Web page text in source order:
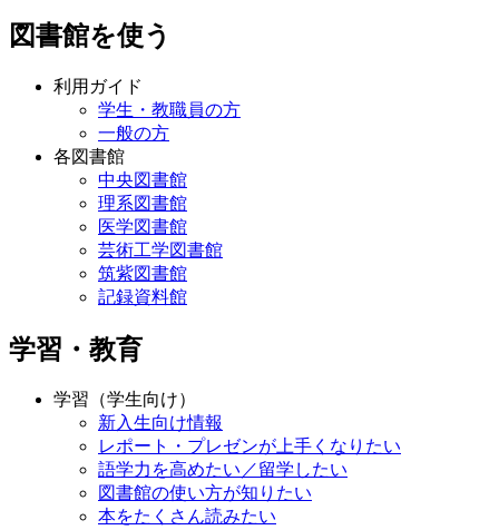
図書館を使う
利用ガイド
学生・教職員の方
一般の方
各図書館
中央図書館
理系図書館
医学図書館
芸術工学図書館
筑紫図書館
記録資料館
学習・教育
学習（学生向け）
新入生向け情報
レポート・プレゼンが上手くなりたい
語学力を高めたい／留学したい
図書館の使い方が知りたい
本をたくさん読みたい